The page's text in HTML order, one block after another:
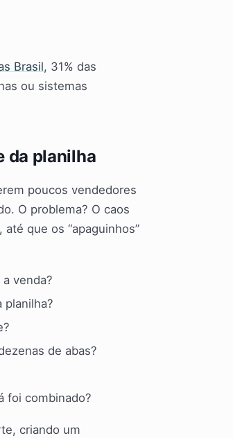
Brasil, 31% das
ou sistemas
da planilha
poucos vendedores
O problema? O caos
que os “apaguinhos”
venda?
planilha?
de abas?
foi combinado?
criando um